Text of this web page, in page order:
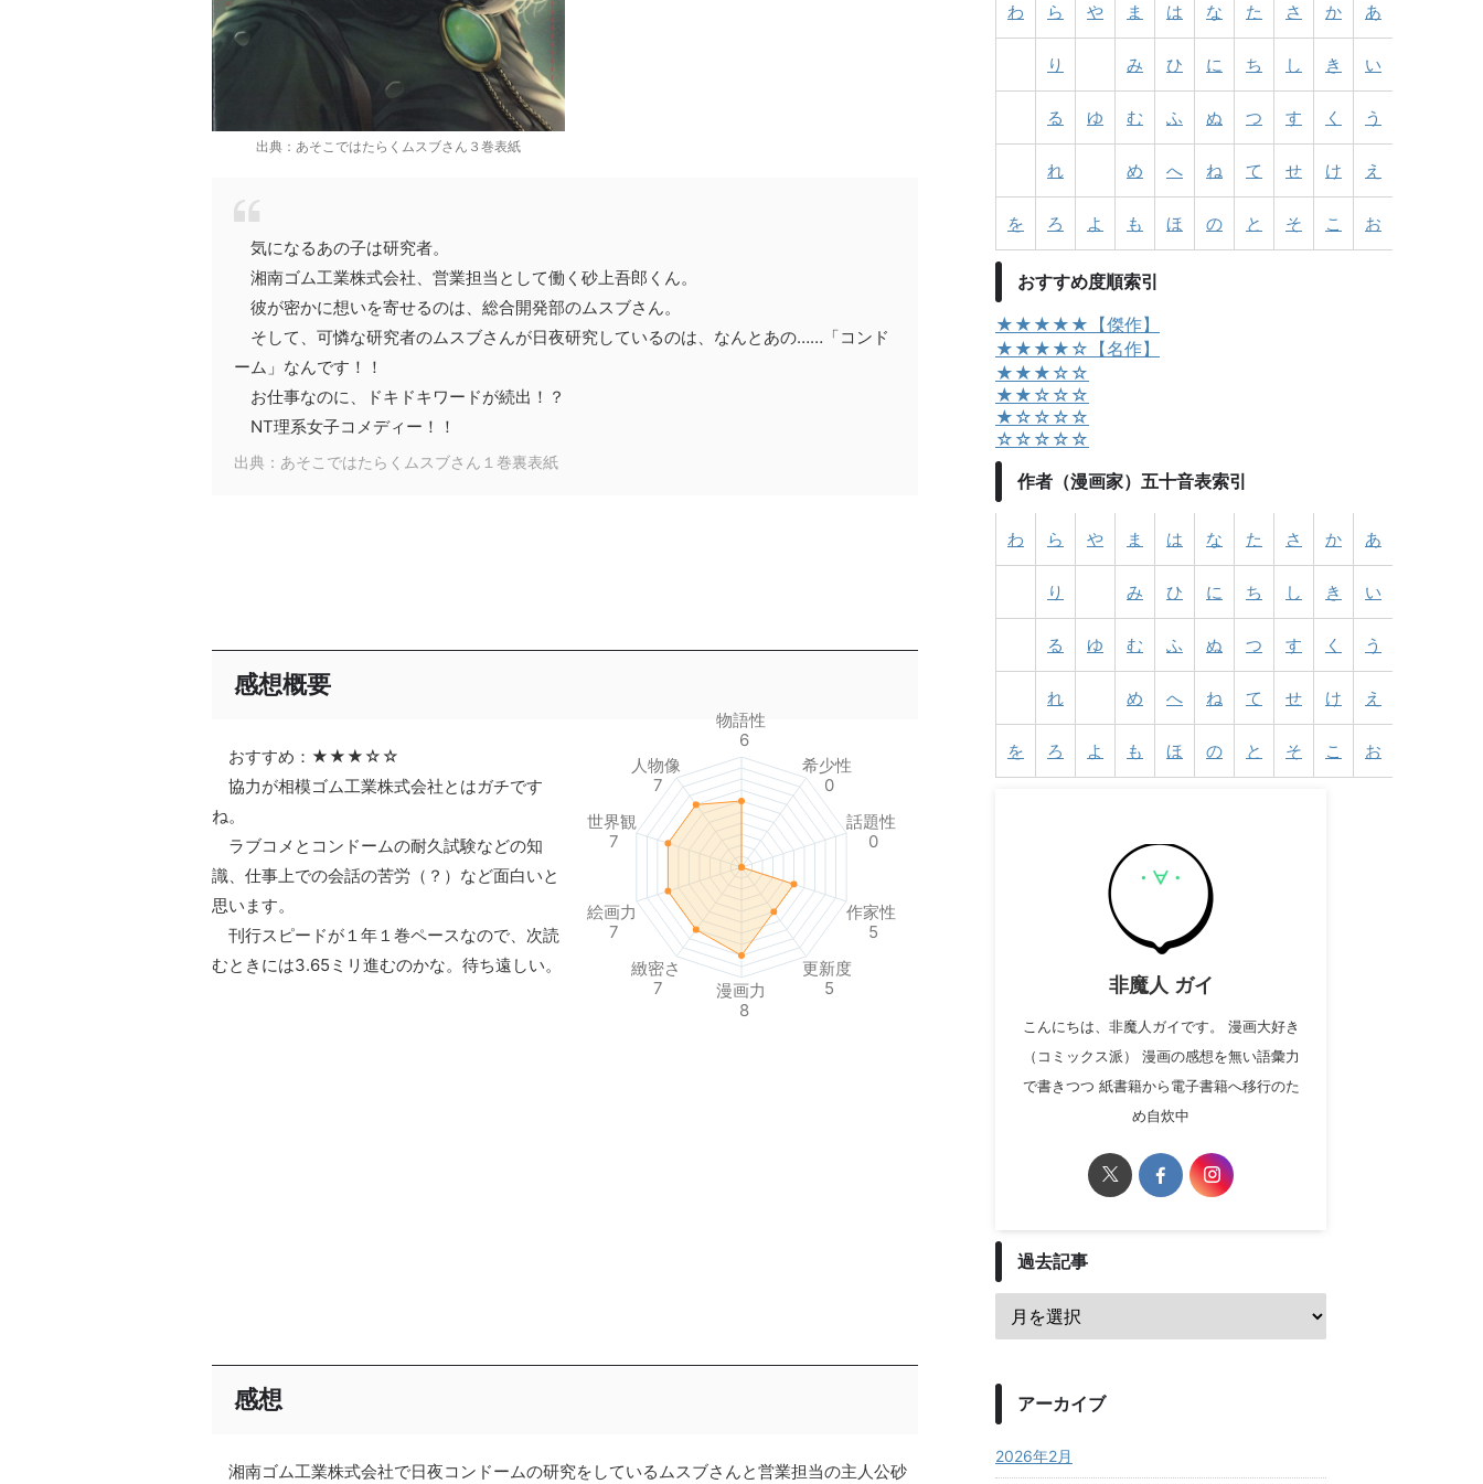
出典：あそこではたらくムスブさん３巻表紙
気になるあの子は研究者。
湘南ゴム工業株式会社、営業担当として働く砂上吾郎くん。
彼が密かに想いを寄せるのは、総合開発部のムスブさん。
そして、可憐な研究者のムスブさんが日夜研究しているのは、なんとあの……「コンド
ーム」なんです！！
お仕事なのに、ドキドキワードが続出！？
NT理系女子コメディー！！
出典：あそこではたらくムスブさん１巻裏表紙
感想概要
おすすめ：★★★☆☆
協力が相模ゴム工業株式会社とはガチです
ね。
ラブコメとコンドームの耐久試験などの知
識、仕事上での会話の苦労（？）など面白いと
思います。
刊行スピードが１年１巻ペースなので、次読
むときには3.65ミリ進むのかな。待ち遠しい。
物語性
6
人物像
7
世界観
7
絵画力
7
緻密さ
7
漫画力
8
更新度
5
作家性
5
話題性
0
希少性
0
感想
湘南ゴム工業株式会社で日夜コンドームの研究をしているムスブさんと営業担当の主人公砂
わ ら や ま は な た さ か あ
り み ひ に ち し き い
る ゆ む ふ ぬ つ す く う
れ め へ ね て せ け え
を ろ よ も ほ の と そ こ お
おすすめ度順索引
★★★★★【傑作】
★★★★☆【名作】
★★★☆☆
★★☆☆☆
★☆☆☆☆
☆☆☆☆☆
作者（漫画家）五十音表索引
わ ら や ま は な た さ か あ
り み ひ に ち し き い
る ゆ む ふ ぬ つ す く う
れ め へ ね て せ け え
を ろ よ も ほ の と そ こ お
非魔人 ガイ
こんにちは、非魔人ガイです。 漫画大好き
（コミックス派） 漫画の感想を無い語彙力
で書きつつ 紙書籍から電子書籍へ移行のた
め自炊中
過去記事
アーカイブ
2026年2月